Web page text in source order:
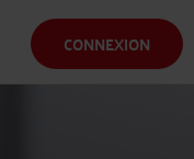
CONNEXION